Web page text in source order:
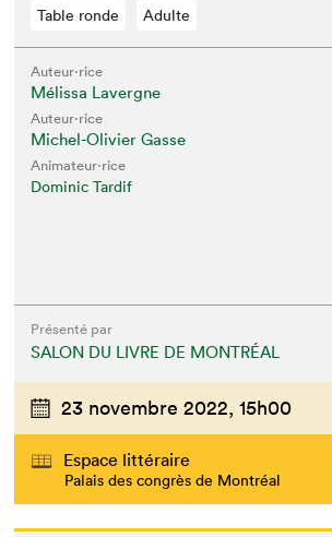
Table ronde Adulte
Auteur·rice
Mélissa Lavergne
Auteur·rice
Michel-Olivier Gasse
Animateur⋅rice
Dominic Tardif
Présenté par
SALON DU LIVRE DE MONTRÉAL
23 novembre 2022, 15h00
Espace littéraire
Palais des congrès de Montréal